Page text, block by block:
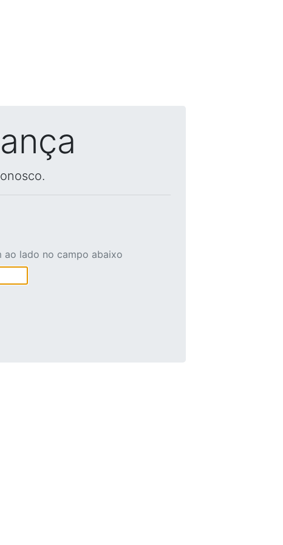
ao lado no campo abaixo